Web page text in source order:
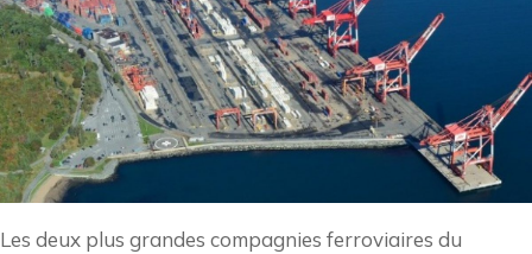
Les deux plus grandes compagnies ferroviaires du